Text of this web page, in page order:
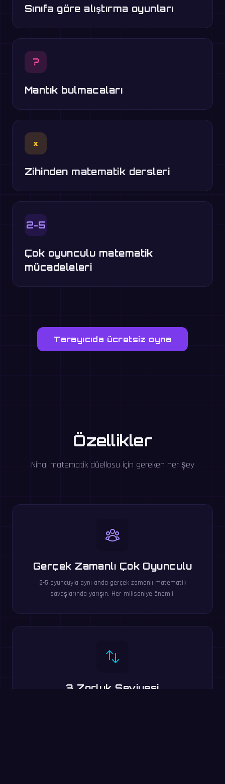
Sınıfa göre alıştırma oyunları
?
Mantık bulmacaları
×
Zihinden matematik dersleri
2-5
Çok oyunculu matematik
mücadeleleri
Tarayıcıda ücretsiz oyna
Özellikler
Nihai matematik düellosu için gereken her şey
Gerçek Zamanlı Çok Oyunculu
2-5 oyuncuyla aynı anda gerçek zamanlı matematik
savaşlarında yarışın. Her milisaniye önemli!
3 Zorluk Seviyesi